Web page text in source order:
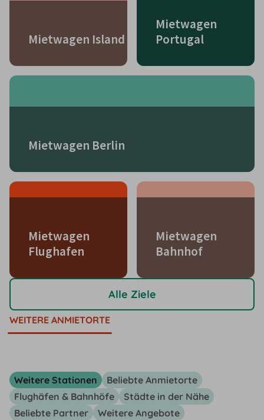
Mietwagen Island
Mietwagen
Portugal
Mietwagen Berlin
Mietwagen
Flughafen
Mietwagen
Bahnhof
Alle Ziele
WEITERE ANMIETORTE
Weitere Stationen
Beliebte Anmietorte
Flughäfen & Bahnhöfe
Städte in der Nähe
Beliebte Partner
Weitere Angebote